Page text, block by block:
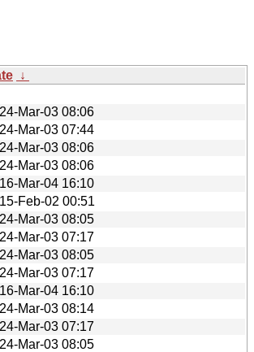
↓
Mar-03 08:06
Mar-03 07:44
Mar-03 08:06
Mar-03 08:06
Mar-04 16:10
Feb-02 00:51
Mar-03 08:05
Mar-03 07:17
Mar-03 08:05
Mar-03 07:17
Mar-04 16:10
Mar-03 08:14
Mar-03 07:17
Mar-03 08:05